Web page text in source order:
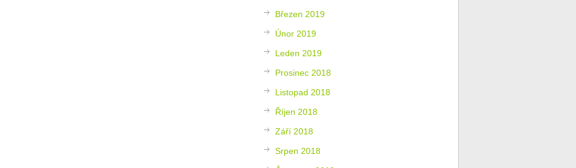
Březen 2019
Únor 2019
Leden 2019
Prosinec 2018
Listopad 2018
Říjen 2018
Září 2018
Srpen 2018